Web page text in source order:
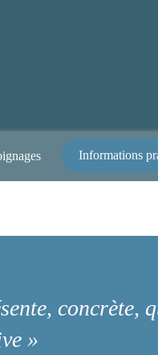
Informations
concrète,
»